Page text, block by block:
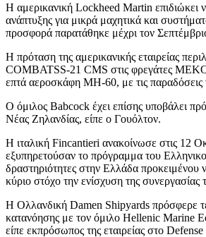
Η αμερικανική Lockheed Martin επιδιώκει
ανάπτυξης για μικρά μαχητικά και
προσφορά παρατάθηκε μέχρι τον
Η πρόταση της αμερικανικής εταιρείας
COMBATSS-21 CMS στις φρεγάτες
επτά αεροσκάφη MH-60, με τις παραδόσεις
Ο όμιλος Babcock έχει επίσης υποβάλει
Νέας Ζηλανδίας, είπε ο Γουόλτον.
Η ιταλική Fincantieri ανακοίνωσε στις 12
εξυπηρετούσαν το πρόγραμμα του
δραστηριότητες στην Ελλάδα
κύριο στόχο την ενίσχυση της συνεργασίας
Η Ολλανδική Damen Shipyards πρόσφερε
κατανόησης με τον όμιλο Hellenic Marine
είπε εκπρόσωπος της εταιρείας στο